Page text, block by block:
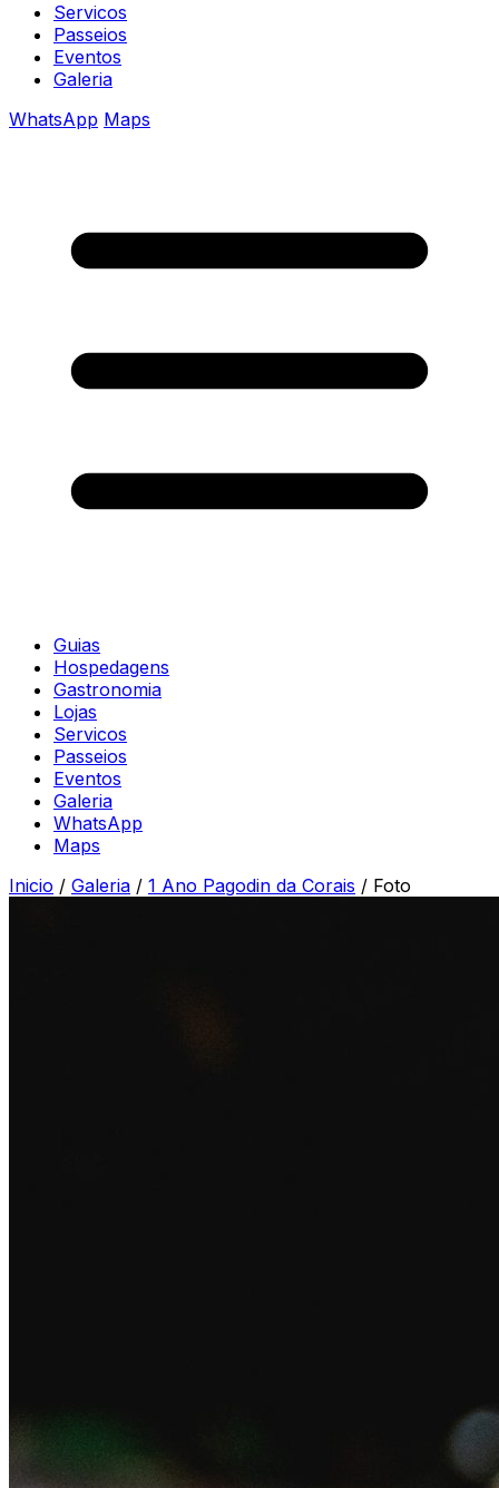
Servicos
Passeios
Eventos
Galeria
WhatsApp Maps
Guias
Hospedagens
Gastronomia
Lojas
Servicos
Passeios
Eventos
Galeria
WhatsApp
Maps
Inicio / Galeria / 1 Ano Pagodin da Corais / Foto